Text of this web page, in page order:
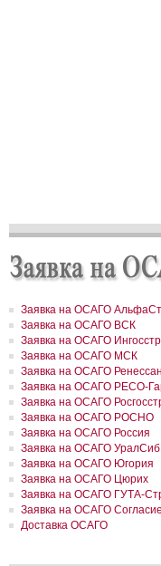
РОСГОССТРАХ в Москве
сумму 41,5 млн рублей
программу «Вектор
РОСГОССТРАХ в
РОСГОССТРАХ в
авиакомпании «Полет»
РОСГОССТРАХ в
возмещение ущерба,
РОСГОССТРАХ в
41 млн рублей
РОСГОССТРАХ
Республики
РОСГОССТРАХ в Москве
сумму 26,2 млн рублей
РОСГОССТРАХ
причиненных
РОСГОССТРАХ
причиненных
РОСГОССТРАХ выплатил
оборудование
РОСГОССТРАХ в
ущербу, причиненному
Заявка на ОСАГО
Заявка на ОСАГО ВСК
Заявка на ОСАГО
Заявка на ОСАГО МСК
Заявка на ОСАГО
Заявка на ОСАГО РЕСО-
Заявка на ОСАГО
Заявка на ОСАГО РОСНО
Заявка на ОСАГО Россия
Заявка на ОСАГО УралСиб
Заявка на ОСАГО Югория
Заявка на ОСАГО Цюрих
Заявка на ОСАГО ГУТА-
Заявка на ОСАГО Согласие
Доставка ОСАГО